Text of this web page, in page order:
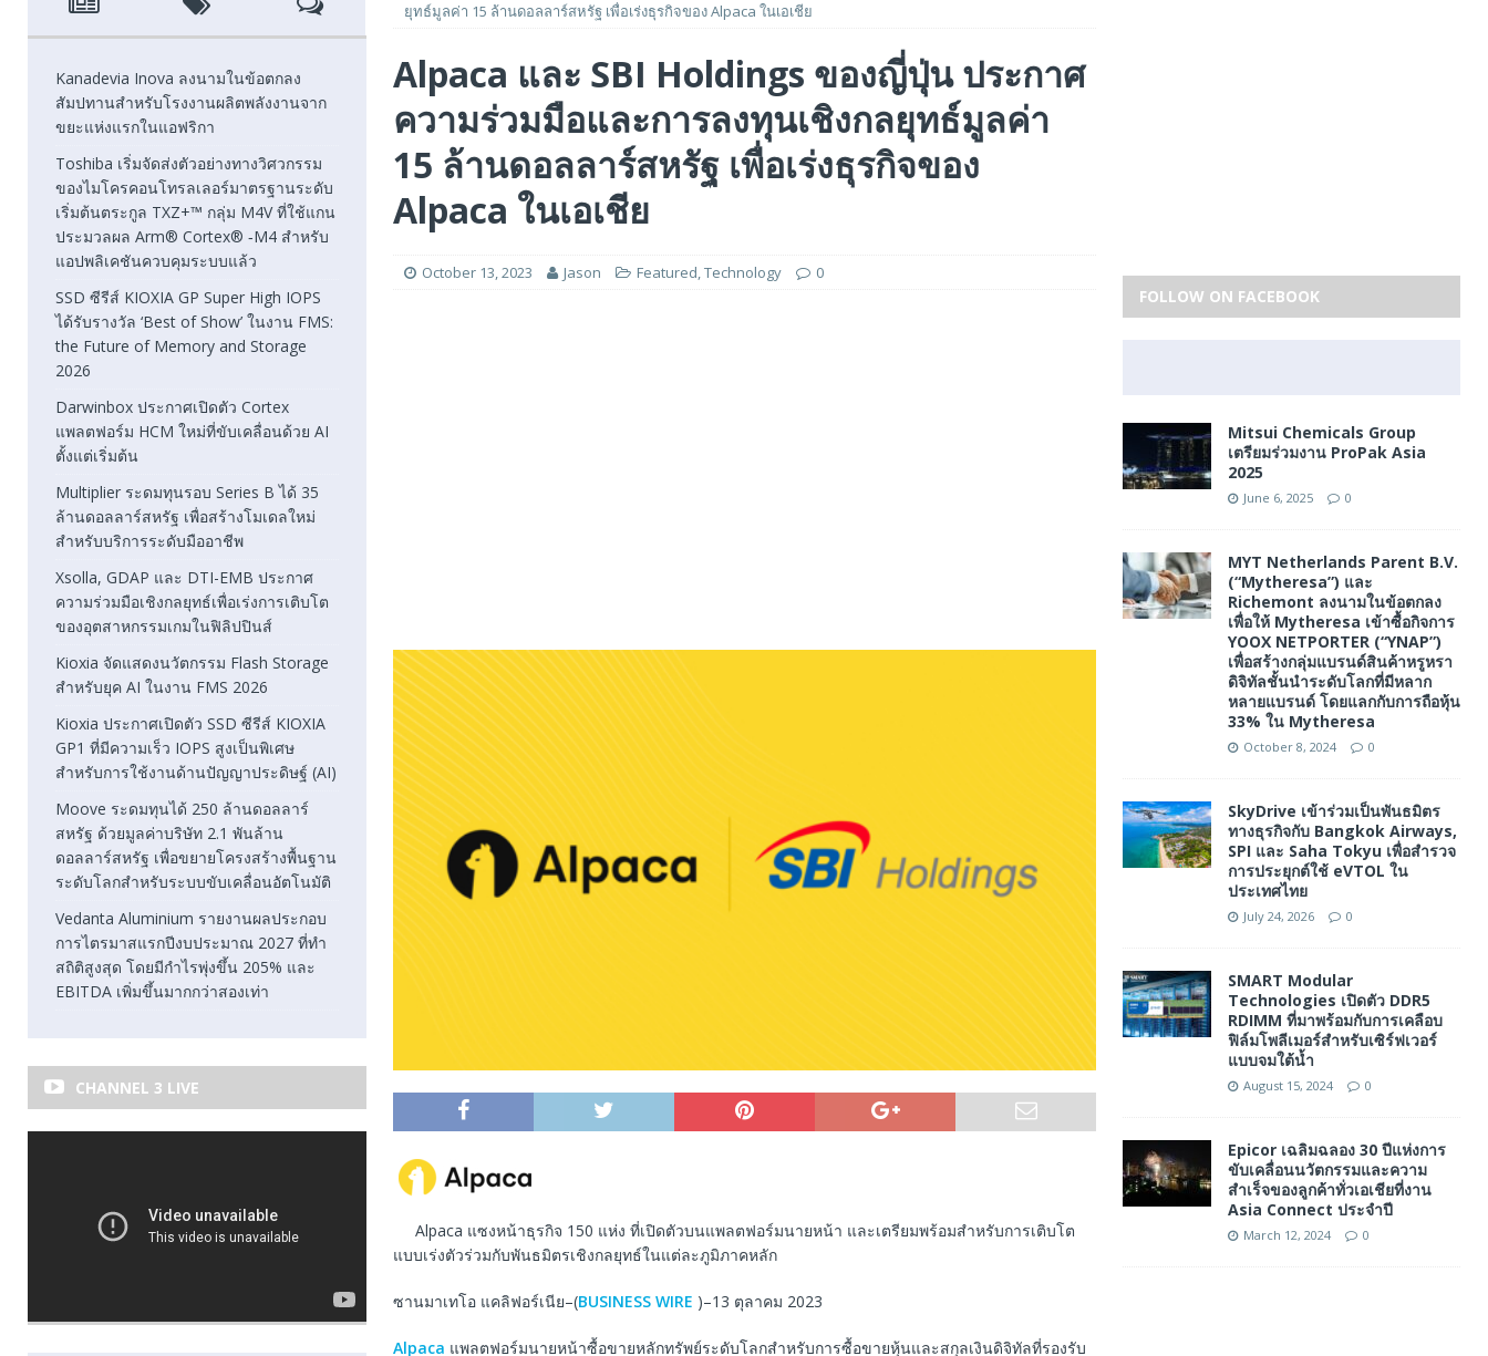
[ August 7, 2026 ] SSD ซีรีส์ KIOXIA GP Super High IOPS ได้รับรางวัล ‘Best of Show’ ในงาน FMS: the Future of Memory and Storage
2026
FEATURED
[ August 6, 2026 ] Darwinbox ประกาศเปิดตัว Cortex แพลตฟอร์ม HCM ใหม่ที่ขับเคลื่อนด้วย AI ตั้งแต่เริ่มต้น
FEATURED
Multiplier ระดมทุนรอบ Series B ได้ 35 ล้านดอลลาร์สหรัฐ เพื่อสร้างโมเดลใหม่สำหรับบริการระดับมืออาชีพ
FEATURED
ยุทธ์มูลค่า 15 ล้านดอลลาร์สหรัฐ เพื่อเร่งธุรกิจของ Alpaca ในเอเชีย
Alpaca และ SBI Holdings ของญี่ปุ่น ประกาศ
ความร่วมมือและการลงทุนเชิงกลยุทธ์มูลค่า
15 ล้านดอลลาร์สหรัฐ เพื่อเร่งธุรกิจของ
Alpaca ในเอเชีย
October 13, 2023 Jason Featured,Technology 0
Alpaca แซงหน้าธุรกิจ 150 แห่ง ที่เปิดตัวบนแพลตฟอร์มนายหน้า และเตรียมพร้อมสำหรับการเติบโต
แบบเร่งตัวร่วมกับพันธมิตรเชิงกลยุทธ์ในแต่ละภูมิภาคหลัก
ซานมาเทโอ แคลิฟอร์เนีย–(BUSINESS WIRE )–13 ตุลาคม 2023
Alpaca แพลตฟอร์มนายหน้าซื้อขายหลักทรัพย์ระดับโลกสำหรับการซื้อขายหุ้นและสกุลเงินดิจิทัลที่รองรับ
Kanadevia Inova ลงนามในข้อตกลง
สัมปทานสำหรับโรงงานผลิตพลังงานจาก
ขยะแห่งแรกในแอฟริกา
Toshiba เริ่มจัดส่งตัวอย่างทางวิศวกรรม
ของไมโครคอนโทรลเลอร์มาตรฐานระดับ
เริ่มต้นตระกูล TXZ+™ กลุ่ม M4V ที่ใช้แกน
ประมวลผล Arm® Cortex® ‑M4 สำหรับ
แอปพลิเคชันควบคุมระบบแล้ว
SSD ซีรีส์ KIOXIA GP Super High IOPS
ได้รับรางวัล ‘Best of Show’ ในงาน FMS:
the Future of Memory and Storage
2026
Darwinbox ประกาศเปิดตัว Cortex
แพลตฟอร์ม HCM ใหม่ที่ขับเคลื่อนด้วย AI
ตั้งแต่เริ่มต้น
Multiplier ระดมทุนรอบ Series B ได้ 35
ล้านดอลลาร์สหรัฐ เพื่อสร้างโมเดลใหม่
สำหรับบริการระดับมืออาชีพ
Xsolla, GDAP และ DTI-EMB ประกาศ
ความร่วมมือเชิงกลยุทธ์เพื่อเร่งการเติบโต
ของอุตสาหกรรมเกมในฟิลิปปินส์
Kioxia จัดแสดงนวัตกรรม Flash Storage
สำหรับยุค AI ในงาน FMS 2026
Kioxia ประกาศเปิดตัว SSD ซีรีส์ KIOXIA
GP1 ที่มีความเร็ว IOPS สูงเป็นพิเศษ
สำหรับการใช้งานด้านปัญญาประดิษฐ์ (AI)
Moove ระดมทุนได้ 250 ล้านดอลลาร์
สหรัฐ ด้วยมูลค่าบริษัท 2.1 พันล้าน
ดอลลาร์สหรัฐ เพื่อขยายโครงสร้างพื้นฐาน
ระดับโลกสำหรับระบบขับเคลื่อนอัตโนมัติ
Vedanta Aluminium รายงานผลประกอบ
การไตรมาสแรกปีงบประมาณ 2027 ที่ทำ
สถิติสูงสุด โดยมีกำไรพุ่งขึ้น 205% และ
EBITDA เพิ่มขึ้นมากกว่าสองเท่า
CHANNEL 3 LIVE
FOLLOW ON FACEBOOK
Mitsui Chemicals Group
เตรียมร่วมงาน ProPak Asia
2025
June 6, 2025 0
MYT Netherlands Parent B.V.
(“Mytheresa”) และ
Richemont ลงนามในข้อตกลง
เพื่อให้ Mytheresa เข้าซื้อกิจการ
YOOX NETPORTER (“YNAP”)
เพื่อสร้างกลุ่มแบรนด์สินค้าหรูหรา
ดิจิทัลชั้นนําระดับโลกที่มีหลาก
หลายแบรนด์ โดยแลกกับการถือหุ้น
33% ใน Mytheresa
October 8, 2024 0
SkyDrive เข้าร่วมเป็นพันธมิตร
ทางธุรกิจกับ Bangkok Airways,
SPI และ Saha Tokyu เพื่อสำรวจ
การประยุกต์ใช้ eVTOL ใน
ประเทศไทย
July 24, 2026 0
SMART Modular
Technologies เปิดตัว DDR5
RDIMM ที่มาพร้อมกับการเคลือบ
ฟิล์มโพลีเมอร์สำหรับเซิร์ฟเวอร์
แบบจมใต้น้ำ
August 15, 2024 0
Epicor เฉลิมฉลอง 30 ปีแห่งการ
ขับเคลื่อนนวัตกรรมและความ
สำเร็จของลูกค้าทั่วเอเชียที่งาน
Asia Connect ประจำปี
March 12, 2024 0